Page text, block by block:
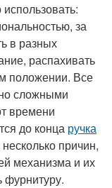
за
в разных
распахивать
положении. Все
сложными
времени
до конца ручка
причин,
механизма и их
фурнитуру.